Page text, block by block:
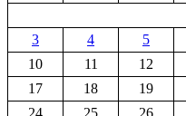
3
4 5
10
11 12
17
18 19
24
25 26